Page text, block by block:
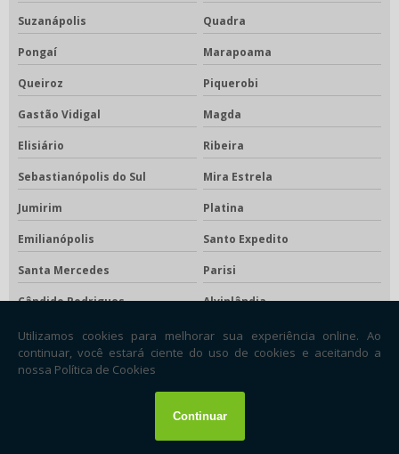
Suzanápolis Quadra
Pongaí Marapoama
Queiroz Piquerobi
Gastão Vidigal Magda
Elisiário Ribeira
Sebastianópolis do Sul Mira Estrela
Jumirim Platina
Emilianópolis Santo Expedito
Santa Mercedes Parisi
Cândido Rodrigues Alvinlândia
Nova Luzitânia Pedrinhas Paulista
Cássia dos Coqueiros
Gabriel Monteiro